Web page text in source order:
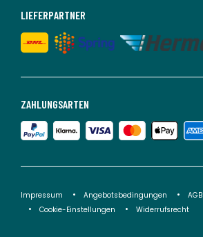
ZAHLUNGSARTEN
LIEFERPARTNER
Impressum Angebotsbedingungen AGB
Cookie-Einstellungen
Widerrufsrecht